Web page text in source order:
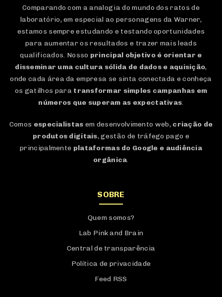
Comparando com a analogia do mundo dos ratos de
laboratório, em especial ao personagens da Warner,
estamos sempre estudando e testando oportunidades
para aumentar os resultados e trazer mais leads
qualificados. Nosso principal objetivo é orientar e
disseminar uma cultura sólida de dados e aquisição,
onde cada área da empresa se sinta conectada e conheça
os gatilhos para transformar simples campanhas em
números que superam as expectativas.
Comos especialistas em desenvolvimento web, criação de
produtos digitais, gestão de tráfego pago e
principalmente plataformas do Google e audiência
orgânica.
SOBRE
Quem somos?
Lab Pink and Brain
Central de transparência
Política de privacidade
Feed RSS